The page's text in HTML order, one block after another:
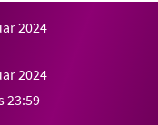
2024
2024
23:59